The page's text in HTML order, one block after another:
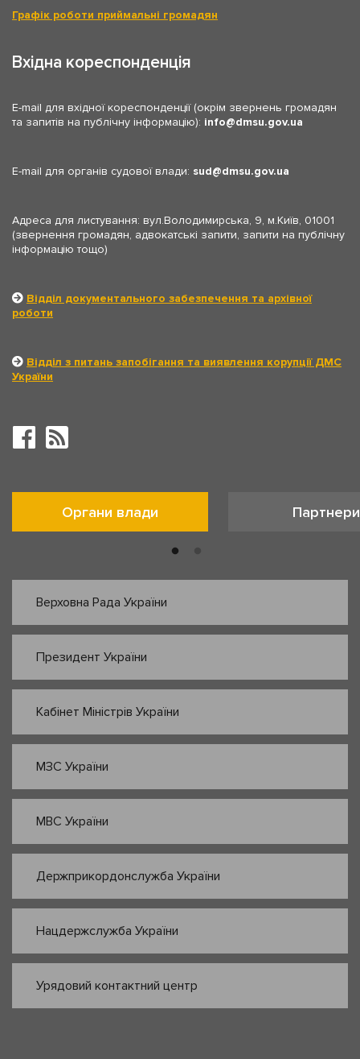
Графік роботи приймальні громадян
Вхідна кореспонденція
E-mail для вхідної кореспонденції (окрім звернень громадян
та запитів на публічну інформацію): info dmsu.gov.ua
E-mail для органів судової влади: sud dmsu.gov.ua
Адреса для листування: вул.Володимирська, 9, м.Київ, 01001
(звернення громадян, адвокатські запити, запити на публічну
інформацію тощо)
Відділ документального забезпечення та архівної
роботи
Відділ з питань запобігання та виявлення корупції ДМС
України
Органи влади Партнери
Верховна Рада України
Президент України
Кабінет Міністрів України
МЗС України
МВС України
Держприкордонслужба України
Нацдержслужба України
Урядовий контактний центр